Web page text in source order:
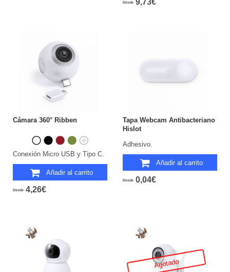
Desde 9,73€
Cámara 360° Ribben
Conexión Micro USB y Tipo C.
Añadir al carrito
Desde 4,26€
Tapa Webcam Antibacteriano
Hislot
Adhesivo.
Añadir al carrito
Desde 0,04€
Agotado